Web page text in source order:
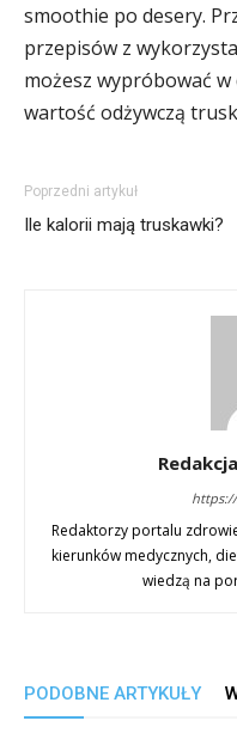
smoothie po desery.
przepisów z
możesz wypróbować w
wartość odżywczą
Poprzedni artykuł
Ile kalorii mają truskawki?
Redaktorzy portalu
kierunków medycznych,
wiedzą na
PODOBNE ARTYKUŁY